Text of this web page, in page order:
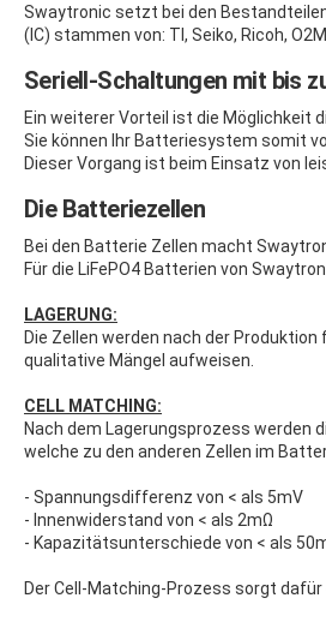
Swaytronic setzt bei den
(IC) stammen von: TI, Seiko, Ricoh,
Seriell-Schaltungen mit bis
Ein weiterer Vorteil ist die Möglichkeit
Sie können Ihr Batteriesystem somit
Dieser Vorgang ist beim Einsatz von
Die Batteriezellen
Bei den Batterie Zellen macht
Für die LiFePO4 Batterien von
LAGERUNG:
Die Zellen werden nach der
qualitative Mängel aufweisen.
CELL MATCHING:
Nach dem Lagerungsprozess werden
welche zu den anderen Zellen im
- Spannungsdifferenz von < als 5mV
- Innenwiderstand von < als 2mΩ
- Kapazitätsunterschiede von < als
Der Cell-Matching-Prozess sorgt